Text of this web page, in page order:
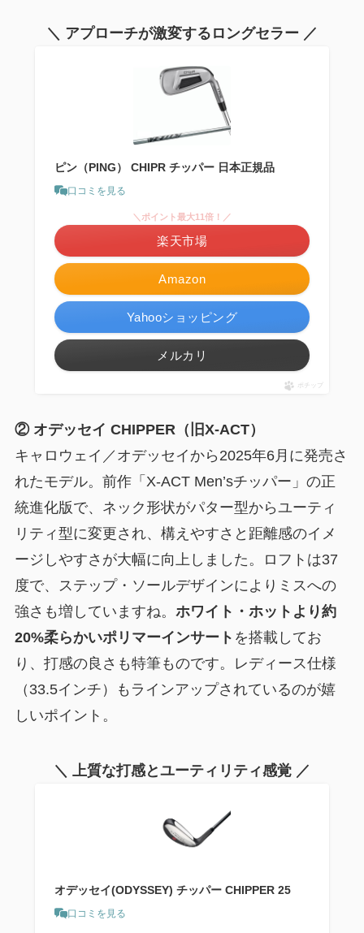
＼ アプローチが激変するロングセラー ／
ピン（PING） CHIPR チッパー 日本正規品
口コミを見る
Amazon
＼ポイント最大11倍！／
楽天市場
Yahooショッピング
メルカリ
ポチップ
② オデッセイ CHIPPER（旧X-ACT）
キャロウェイ／オデッセイから2025年6月に発売さ
れたモデル。前作「X-ACT Men’sチッパー」の正
統進化版で、ネック形状がパター型からユーティ
リティ型に変更され、構えやすさと距離感のイメ
ージしやすさが大幅に向上しました。ロフトは37
度で、ステップ・ソールデザインによりミスへの
強さも増していますね。 ホワイト・ホットより約
20%柔らかいポリマーインサート を搭載してお
り、打感の良さも特筆ものです。レディース仕様
（33.5インチ）もラインアップされているのが嬉
しいポイント。
＼ 上質な打感とユーティリティ感覚 ／
オデッセイ(ODYSSEY) チッパー CHIPPER 25
口コミを見る